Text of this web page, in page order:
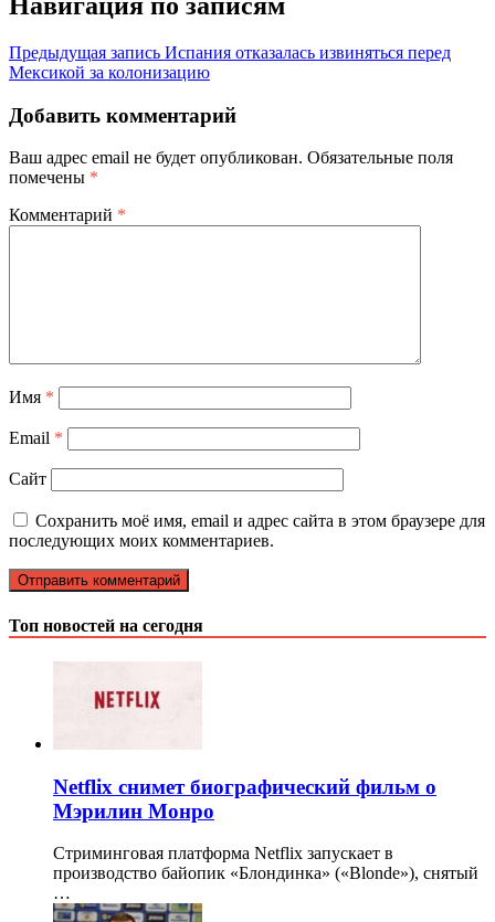
Предыдущая запись Испания отказалась извиняться перед
Мексикой за колонизацию
Добавить комментарий
Ваш адрес email не будет опубликован. Обязательные поля
помечены *
Комментарий *
Имя *
Email *
Сайт
Сохранить моё имя, email и адрес сайта в этом браузере для
последующих моих комментариев.
Топ новостей на сегодня
Netflix снимет биографический фильм о
Мэрилин Монро
Стриминговая платформа Netflix запускает в
производство байопик «Блондинка» («Blonde»), снятый
…